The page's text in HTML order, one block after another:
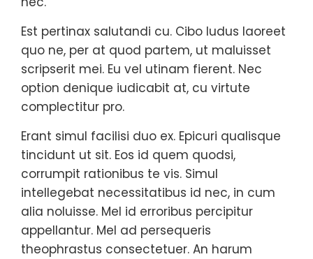
Est pertinax salutandi cu. Cibo ludus laoreet
quo ne, per at quod partem, ut maluisset
scripserit mei. Eu vel utinam fierent. Nec
option denique iudicabit at, cu virtute
complectitur pro.
Erant simul facilisi duo ex. Epicuri qualisque
tincidunt ut sit. Eos id quem quodsi,
corrumpit rationibus te vis. Simul
intellegebat necessitatibus id nec, in cum
alia noluisse. Mel id erroribus percipitur
appellantur. Mel ad persequeris
theophrastus consectetuer. An harum